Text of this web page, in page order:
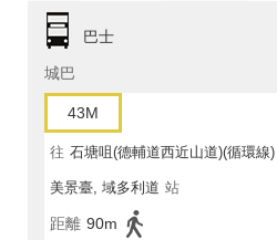
巴士
城巴
43M
往 石塘咀(德輔道西近山道)(循環線)
美景臺, 域多利道 站
距離 90m